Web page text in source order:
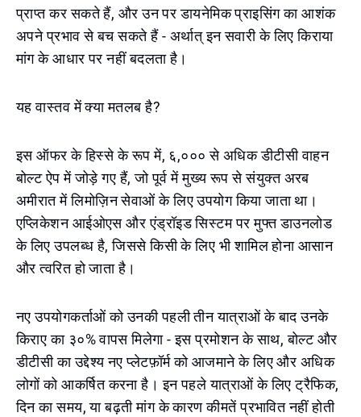
प्राप्त कर सकते हैं, और उन पर डायनेमिक प्राइसिंग का आशंक
अपने प्रभाव से बच सकते हैं - अर्थात् इन सवारी के लिए किराया
मांग के आधार पर नहीं बदलता है।
यह वास्तव में क्या मतलब है?
इस ऑफर के हिस्से के रूप में, ६,००० से अधिक डीटीसी वाहन
बोल्ट ऐप में जोड़े गए हैं, जो पूर्व में मुख्य रूप से संयुक्त अरब
अमीरात में लिमोज़िन सेवाओं के लिए उपयोग किया जाता था।
एप्लिकेशन आईओएस और एंड्रॉइड सिस्टम पर मुफ्त डाउनलोड
के लिए उपलब्ध है, जिससे किसी के लिए भी शामिल होना आसान
और त्वरित हो जाता है।
नए उपयोगकर्ताओं को उनकी पहली तीन यात्राओं के बाद उनके
किराए का ३०% वापस मिलेगा - इस प्रमोशन के साथ, बोल्ट और
डीटीसी का उद्देश्य नए प्लेटफ़ॉर्म को आजमाने के लिए और अधिक
लोगों को आकर्षित करना है। इन पहले यात्राओं के लिए ट्रैफिक,
दिन का समय, या बढ़ती मांग के कारण कीमतें प्रभावित नहीं होती